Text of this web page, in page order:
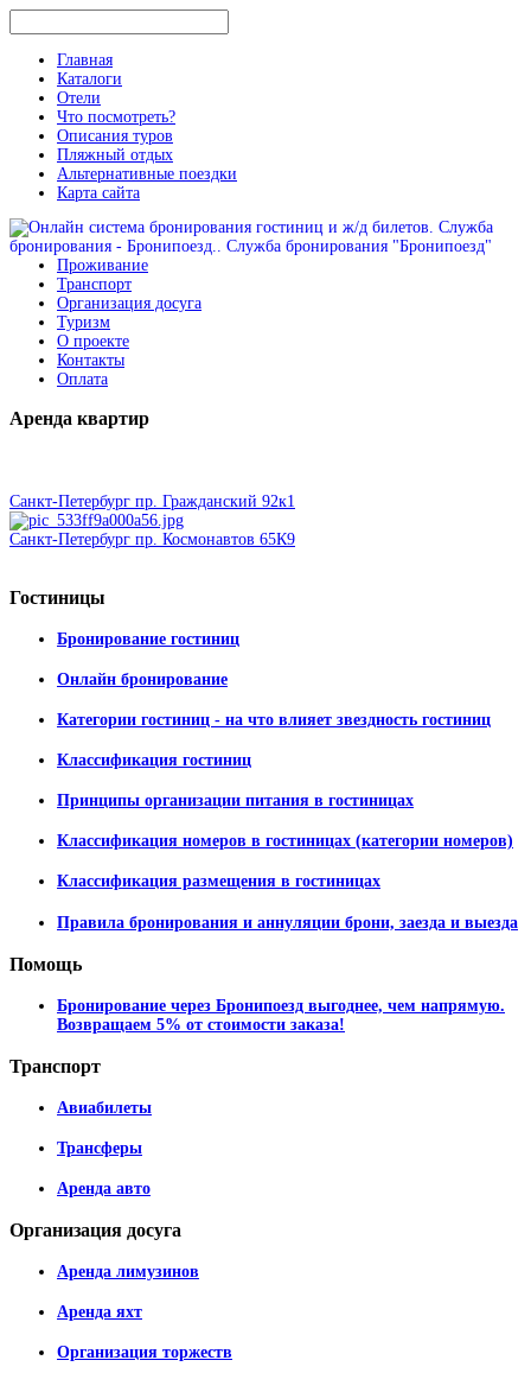
Главная
Каталоги
Отели
Что посмотреть?
Описания туров
Пляжный отдых
Альтернативные поездки
Карта сайта
Проживание
Транспорт
Организация досуга
Туризм
О проекте
Контакты
Оплата
Аренда квартир
Санкт-Петербург пр. Гражданский 92к1
Санкт-Петербург пр. Космонавтов 65К9
Гостиницы
Бронирование гостиниц
Онлайн бронирование
Категории гостиниц - на что влияет звездность гостиниц
Классификация гостиниц
Принципы организации питания в гостиницах
Классификация номеров в гостиницах (категории номеров)
Классификация размещения в гостиницах
Правила бронирования и аннуляции брони, заезда и выезда
Помощь
Бронирование через Бронипоезд выгоднее, чем напрямую.
Возвращаем 5% от стоимости заказа!
Транспорт
Авиабилеты
Трансферы
Аренда авто
Организация досуга
Аренда лимузинов
Аренда яхт
Организация торжеств